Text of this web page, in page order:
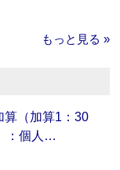
もっと見る »
算（加算1：30
：個人…